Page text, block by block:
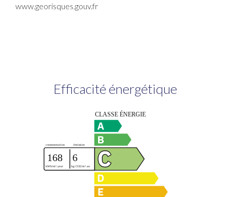
www.georisques.gouv.fr
Efficacité énergétique